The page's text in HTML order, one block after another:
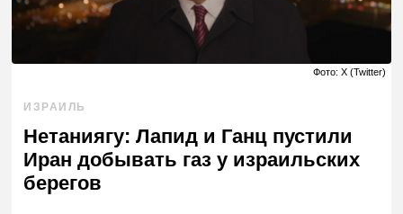
Фото: X (Twitter)
ИЗРАИЛЬ
Нетаниягу: Лапид и Ганц пустили
Иран добывать газ у израильских
берегов